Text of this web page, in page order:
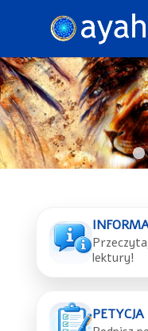
lektury!
PETYCJA